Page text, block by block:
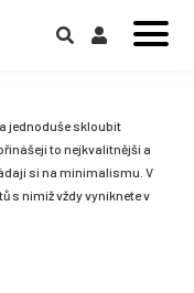
jednoduše skloubit
to nejkvalitnější a
si na minimalismu. V
s nimiž vždy vyniknete v